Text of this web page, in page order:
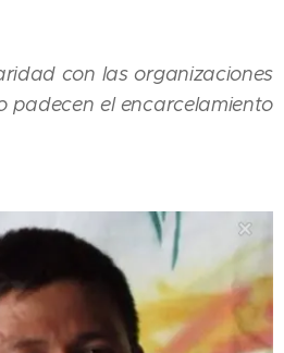
con las organizaciones
padecen el encarcelamiento